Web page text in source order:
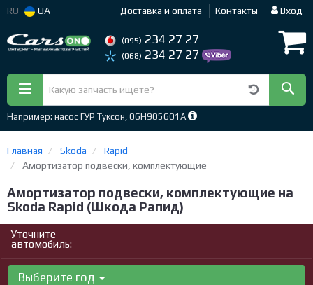
RU UA Доставка и оплата Контакты Вход
(095) 234 27 27
(068) 234 27 27
Например: насос ГУР Туксон, 06H905601A
Главная Skoda
Rapid
Амортизатор подвески, комплектующие
Амортизатор подвески, комплектующие на
Skoda Rapid (Шкода Рапид)
Уточните
автомобиль:
Выберите год